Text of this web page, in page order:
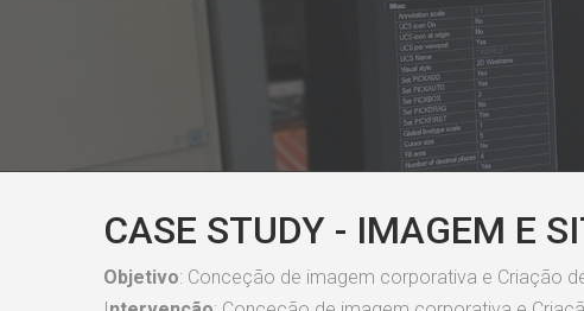
CASE STUDY - IMAGEM E
Objetivo: Conceção de imagem corporativa e Criação